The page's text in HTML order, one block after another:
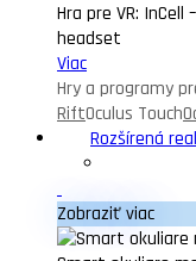
Hra pre VR:
headset
Viac
Hry a programy
RiftOculus Touch
Rozšírená
Zobraziť viac